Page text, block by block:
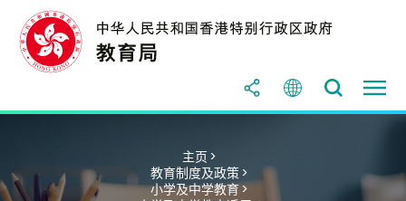
主页 >
教育制度及政策 >
小学及中学教育 >